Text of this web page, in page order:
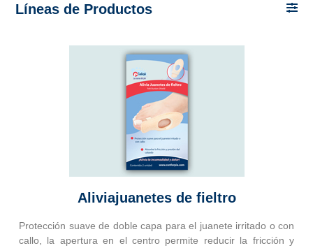
Líneas de Productos
Aliviajuanetes de fieltro
Protección suave de doble capa para el juanete irritado o con
callo, la apertura en el centro permite reducir la fricción y